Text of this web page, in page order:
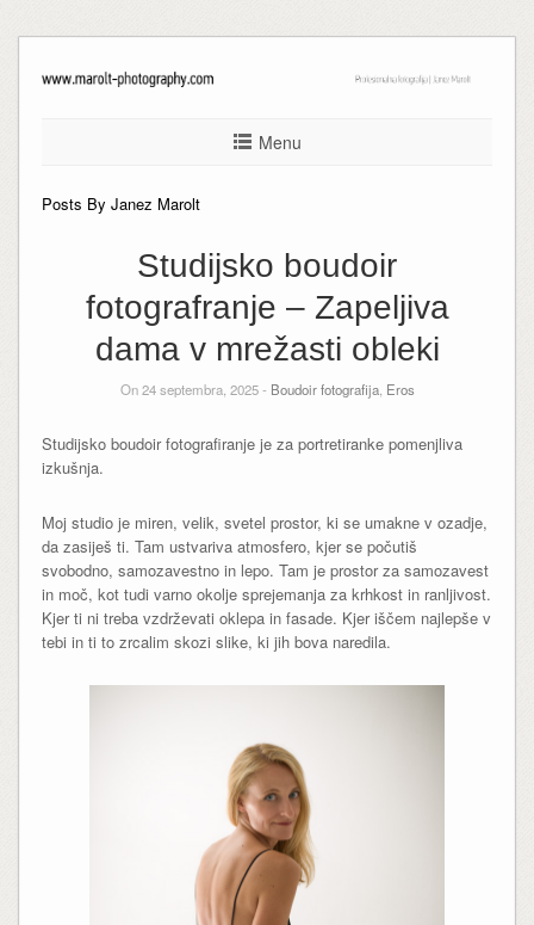
Menu
Posts By Janez Marolt
Studijsko boudoir
fotografranje – Zapeljiva
dama v mrežasti obleki
On 24 septembra, 2025 - Boudoir fotografija, Eros
Studijsko boudoir fotografiranje je za portretiranke pomenjliva
izkušnja.
Moj studio je miren, velik, svetel prostor, ki se umakne v ozadje,
da zasiješ ti. Tam ustvariva atmosfero, kjer se počutiš
svobodno, samozavestno in lepo. Tam je prostor za samozavest
in moč, kot tudi varno okolje sprejemanja za krhkost in ranljivost.
Kjer ti ni treba vzdrževati oklepa in fasade. Kjer iščem najlepše v
tebi in ti to zrcalim skozi slike, ki jih bova naredila.